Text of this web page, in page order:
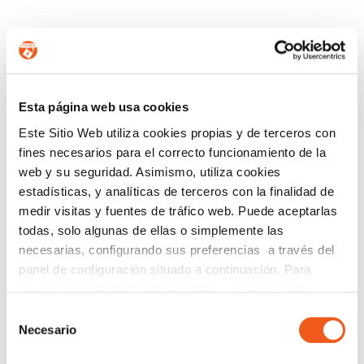
Esta página web usa cookies
Este Sitio Web utiliza cookies propias y de terceros con
fines necesarios para el correcto funcionamiento de la
web y su seguridad. Asimismo, utiliza cookies
estadísticas, y analíticas de terceros con la finalidad de
medir visitas y fuentes de tráfico web. Puede aceptarlas
todas, solo algunas de ellas o simplemente las
necesarias, configurando sus preferencias a través del
panel de configuración situado a continuación. Para
consultar nuestra política de cookies
política de cookies
Necesario
CONTÁCTANOS
Nombre
Teléfono de contacto
e-mail